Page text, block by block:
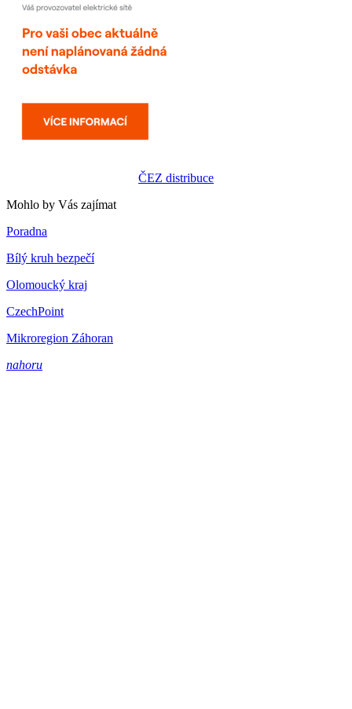
ČEZ distribuce
Mohlo by Vás zajímat
Poradna
Bílý kruh bezpečí
Olomoucký kraj
CzechPoint
Mikroregion Záhoran
nahoru